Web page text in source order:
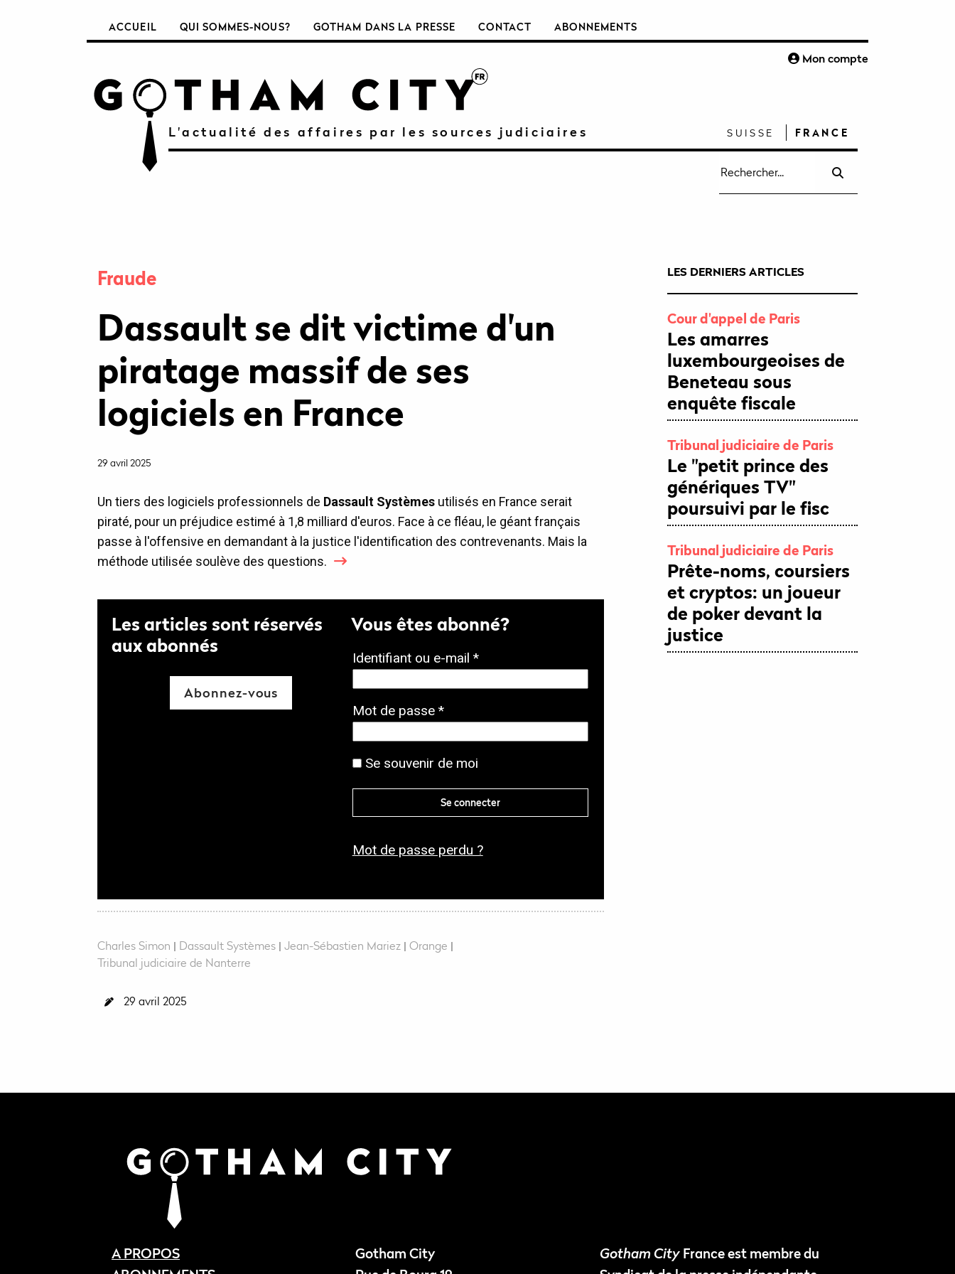
ACCUEIL QUI SOMMES-NOUS? GOTHAM DANS LA PRESSE CONTACT ABONNEMENTS
Mon compte
L'actualité des affaires par les sources judiciaires SUISSE FRANCE
pour
:
Fraude
Dassault se dit victime d'un
piratage massif de ses
logiciels en France
29 avril 2025
Un tiers des logiciels professionnels de Dassault Systèmes utilisés en France serait
piraté, pour un préjudice estimé à 1,8 milliard d'euros. Face à ce fléau, le géant français
passe à l'offensive en demandant à la justice l'identification des contrevenants. Mais la
méthode utilisée soulève des questions.
Les articles sont réservés
aux abonnés
Abonnez-vous
Vous êtes abonné?
Identifiant ou e-mail *O
i
g
t
o
r
Mot de passe *O
g
a
o
r
Se souvenir de moi
Se connecter
Mot de passe perdu ?
Charles Simon | Dassault Systèmes | Jean-Sébastien Mariez | Orange |
Tribunal judiciaire de Nanterre
29 avril 2025
LES DERNIERS ARTICLES
Cour d'appel de Paris
Les amarres
luxembourgeoises de
Beneteau sous
enquête fiscale
Tribunal judiciaire de Paris
Le "petit prince des
génériques TV"
poursuivi par le fisc
Tribunal judiciaire de Paris
Prête-noms, coursiers
et cryptos: un joueur
de poker devant la
justice
A PROPOS
Gotham City
Gotham CityFrance est membre du